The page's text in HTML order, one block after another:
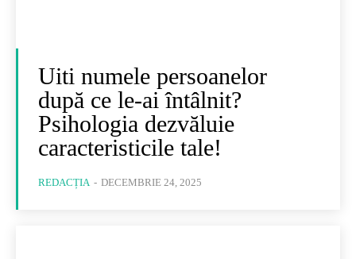
Uiti numele persoanelor
după ce le-ai întâlnit?
Psihologia dezvăluie
caracteristicile tale!
REDACȚIA - DECEMBRIE 24, 2025